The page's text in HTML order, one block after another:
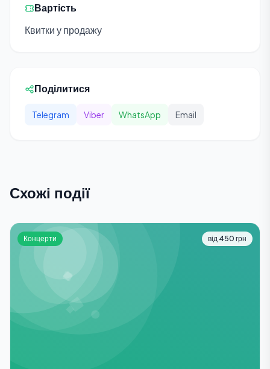
Вартість
Квитки у продажу
Поділитися
Telegram Viber WhatsApp Email
Схожі події
Концерти від 450 грн